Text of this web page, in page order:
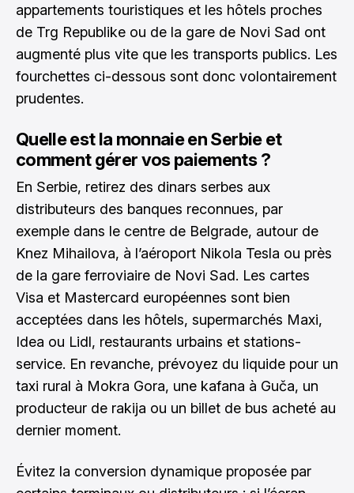
appartements touristiques et les hôtels proches
de Trg Republike ou de la gare de Novi Sad ont
augmenté plus vite que les transports publics. Les
fourchettes ci-dessous sont donc volontairement
prudentes.
Quelle est la monnaie en Serbie et
comment gérer vos paiements ?
En Serbie, retirez des dinars serbes aux
distributeurs des banques reconnues, par
exemple dans le centre de Belgrade, autour de
Knez Mihailova, à l’aéroport Nikola Tesla ou près
de la gare ferroviaire de Novi Sad. Les cartes
Visa et Mastercard européennes sont bien
acceptées dans les hôtels, supermarchés Maxi,
Idea ou Lidl, restaurants urbains et stations-
service. En revanche, prévoyez du liquide pour un
taxi rural à Mokra Gora, une kafana à Guča, un
producteur de rakija ou un billet de bus acheté au
dernier moment.
Évitez la conversion dynamique proposée par